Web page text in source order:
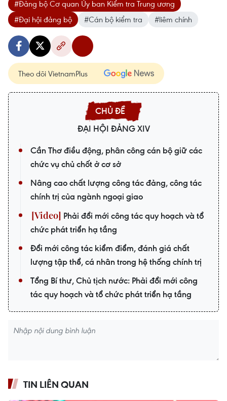
#Đảng bộ Cơ quan Ủy ban Kiểm tra Trung ương
#Đại hội đảng bộ
#Cán bộ kiểm tra #liêm chính
Theo dõi VietnamPlus
ĐẠI HỘI ĐẢNG XIV
Cần Thơ điều động, phân công cán bộ giữ các
chức vụ chủ chốt ở cơ sở
Nâng cao chất lượng công tác đảng, công tác
chính trị của ngành ngoại giao
Phải đổi mới công tác quy hoạch và tổ
chức phát triển hạ tầng
Đổi mới công tác kiểm điểm, đánh giá chất
lượng tập thể, cá nhân trong hệ thống chính trị
Tổng Bí thư, Chủ tịch nước: Phải đổi mới công
tác quy hoạch và tổ chức phát triển hạ tầng
TIN LIÊN QUAN